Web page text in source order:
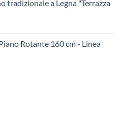
tradizionale a Legna "Terrazza
Rotante 160 cm - Linea